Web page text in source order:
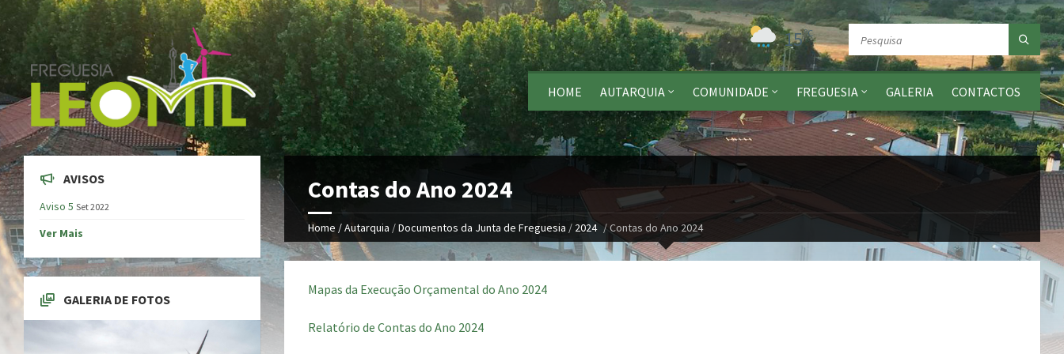
HOME AUTARQUIA COMUNIDADE FREGUESIA GALERIA CONTACTOS
15ºC
Contas do Ano 2024
Home /Autarquia /Documentos da Junta de Freguesia / 2024 /Contas do Ano 2024
Mapas da Execução Orçamental do Ano 2024
Relatório de Contas do Ano 2024
AVISOS
Aviso 5 Set 2022
Ver Mais
GALERIA DE FOTOS